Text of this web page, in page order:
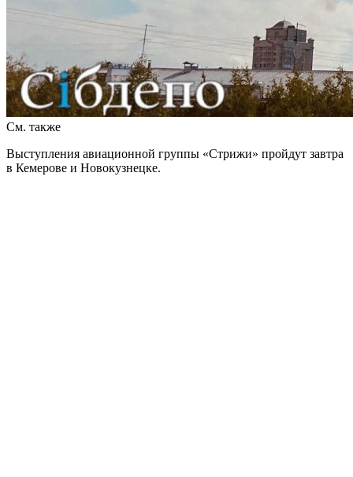
См. также
Выступления авиационной группы «Стрижи» пройдут завтра
в Кемерове и Новокузнецке.